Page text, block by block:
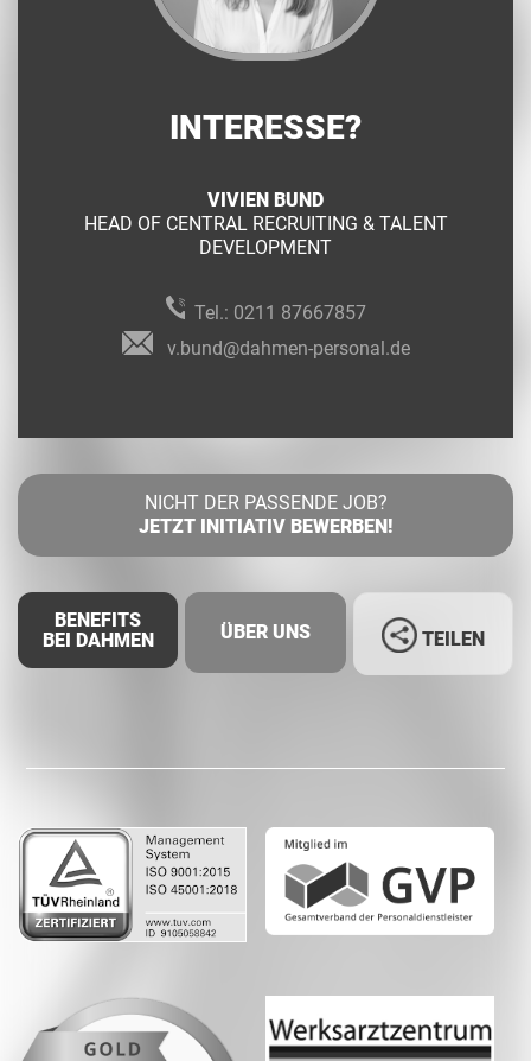
INTERESSE?
VIVIEN BUND
HEAD OF CENTRAL RECRUITING & TALENT
DEVELOPMENT
Tel.: 0211 87667857
v.bund@dahmen-personal.de
NICHT DER PASSENDE JOB?
JETZT INITIATIV BEWERBEN!
BENEFITS
BEI DAHMEN
ÜBER UNS TEILEN